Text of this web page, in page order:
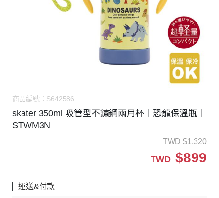
商品編號： S642586
skater 350ml 吸管型不鏽鋼兩用杯｜恐龍保溫瓶｜
STWM3N
TWD $1,320
TWD $899
運送&付款